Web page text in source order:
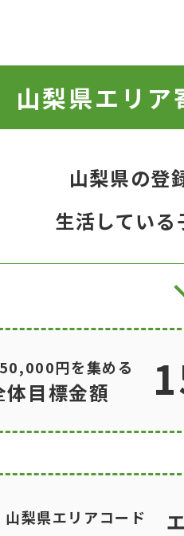
山梨県エリア
山梨県の登
生活している
円を集める
体目標金額
山梨県エリアコード